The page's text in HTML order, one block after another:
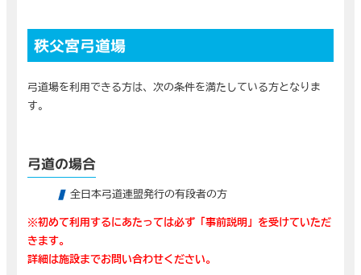
秩父宮弓道場
弓道場を利用できる方は、次の条件を満たしている方となりま
す。
弓道の場合
全日本弓道連盟発行の有段者の方
※初めて利用するにあたっては必ず「事前説明」を受けていただ
きます。
詳細は施設までお問い合わせください。